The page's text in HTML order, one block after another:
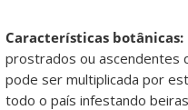
Características botânicas:
prostrados ou ascendentes
pode ser multiplicada por
todo o país infestando